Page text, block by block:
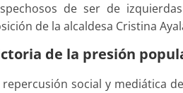
de ser de
de la alcaldesa Cristina
de la presión
repercusión social y mediática